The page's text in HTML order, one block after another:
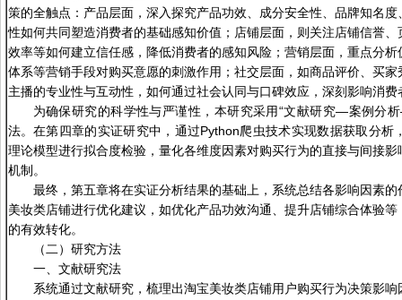
策的全触点：产品层面，深入探究产品功效、成分安全性、品牌知名
性如何共同塑造消费者的基础感知价值；店铺层面，则关注店铺信誉
效率等如何建立信任感，降低消费者的感知风险；营销层面，重点分
体系等营销手段对购买意愿的刺激作用；社交层面，如商品评价、买
主播的专业性与互动性，如何通过社会认同与口碑效应，深刻影响消费
为确保研究的科学性与严谨性，本研究采用“文献研究—案例分
法。在第四章的实证研究中，通过Python爬虫技术实现数据获取分析
理论模型进行拟合度检验，量化各维度因素对购买行为的直接与间接
机制。
最终，第五章将在实证分析结果的基础上，系统总结各影响因素
美妆类店铺进行优化建议，如优化产品功效沟通、提升店铺综合体验
的有效转化。
（二）研究方法
一、文献研究法
系统通过文献研究，梳理出淘宝美妆类店铺用户购买行为决策影响